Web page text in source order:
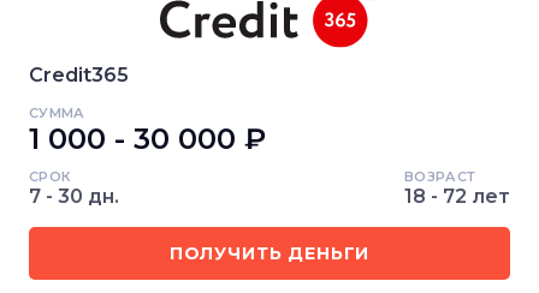
Credit365
СУММА
1 000 - 30 000 ₽
СРОК
7 - 30 дн.
ВОЗРАСТ
18 - 72 лет
ПОЛУЧИТЬ ДЕНЬГИ